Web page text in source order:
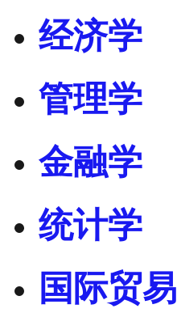
经济学
管理学
金融学
统计学
国际贸易